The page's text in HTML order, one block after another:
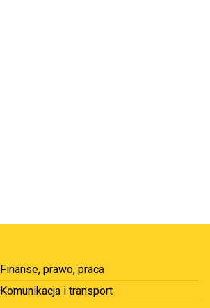
Finanse, prawo, praca
Komunikacja i transport